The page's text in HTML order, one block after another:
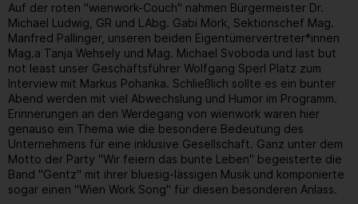
Auf der roten "wienwork-Couch" nahmen Bürgermeister Dr.
Michael Ludwig, GR und LAbg. Gabi Mörk, Sektionschef Mag.
Manfred Pallinger, unseren beiden Eigentümervertreter*innen
Mag.a Tanja Wehsely und Mag. Michael Svoboda und last but
not least unser Geschäftsführer Wolfgang Sperl Platz zum
Interview mit Markus Pohanka. Schließlich sollte es ein bunter
Abend werden mit viel Abwechslung und Humor im Programm.
Erinnerungen an den Werdegang von wienwork waren hier
genauso ein Thema wie die besondere Bedeutung des
Unternehmens für eine inklusive Gesellschaft. Ganz unter dem
Motto der Party "Wir feiern das bunte Leben" begeisterte die
Band "Gentz" mit ihrer bluesig-lässigen Musik und komponierte
sogar einen "Wien Work Song" für diesen besonderen Anlass.